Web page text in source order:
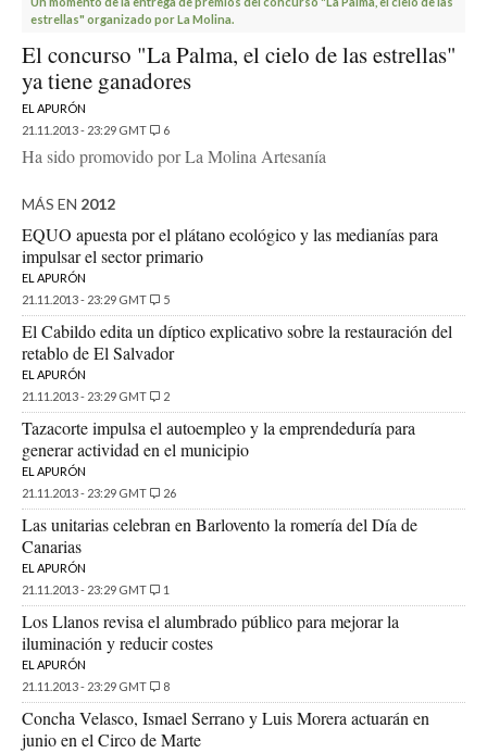
estrellas" organizado por La Molina.
El concurso "La Palma, el cielo de las estrellas"
ya tiene ganadores
EL APURÓN
21.11.2013 - 23:29 GMT
6
Ha sido promovido por La Molina Artesanía
MÁS EN 2012
EQUO apuesta por el plátano ecológico y las medianías para
impulsar el sector primario
EL APURÓN
21.11.2013 - 23:29 GMT
5
El Cabildo edita un díptico explicativo sobre la restauración del
retablo de El Salvador
EL APURÓN
21.11.2013 - 23:29 GMT
2
Tazacorte impulsa el autoempleo y la emprendeduría para
generar actividad en el municipio
EL APURÓN
21.11.2013 - 23:29 GMT
26
Las unitarias celebran en Barlovento la romería del Día de
Canarias
EL APURÓN
21.11.2013 - 23:29 GMT
1
Los Llanos revisa el alumbrado público para mejorar la
iluminación y reducir costes
EL APURÓN
21.11.2013 - 23:29 GMT
8
Concha Velasco, Ismael Serrano y Luis Morera actuarán en
junio en el Circo de Marte